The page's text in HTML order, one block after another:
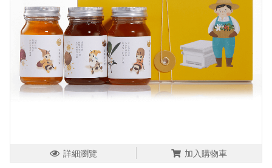
詳細瀏覽 加入購物車